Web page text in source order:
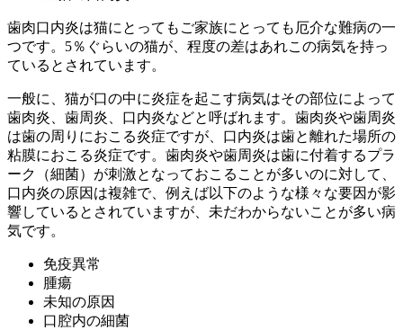
歯肉口内炎は猫にとってもご家族にとっても厄介な難病の一
つです。5％ぐらいの猫が、程度の差はあれこの病気を持っ
ているとされています。
一般に、猫が口の中に炎症を起こす病気はその部位によって
歯肉炎、歯周炎、口内炎などと呼ばれます。歯肉炎や歯周炎
は歯の周りにおこる炎症ですが、口内炎は歯と離れた場所の
粘膜におこる炎症です。歯肉炎や歯周炎は歯に付着するプラ
ーク（細菌）が刺激となっておこることが多いのに対して、
口内炎の原因は複雑で、例えば以下のような様々な要因が影
響しているとされていますが、未だわからないことが多い病
気です。
免疫異常
腫瘍
未知の原因
口腔内の細菌